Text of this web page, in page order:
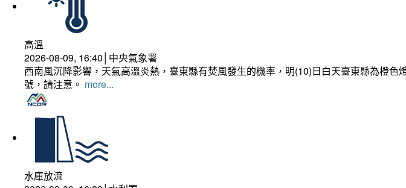
高溫
2026-08-09, 16:40│中央氣象署
西南風沉降影響，天氣高溫炎熱，臺東縣有焚風發生的機率，明(10)日白天臺東縣為橙
號，請注意。 more...
水庫放流